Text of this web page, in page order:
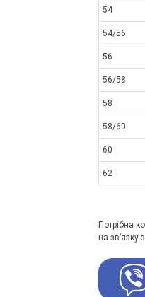
54
54/56
56
56/58
58
58/60
60
62
Потрібна
на зв’язку